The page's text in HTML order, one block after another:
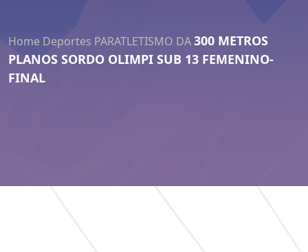
Home Deportes PARATLETISMO DA300 METROS
PLANOS SORDO OLIMPI SUB 13 FEMENINO-
FINAL